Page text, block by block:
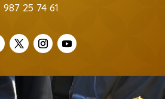
987 25 74 61